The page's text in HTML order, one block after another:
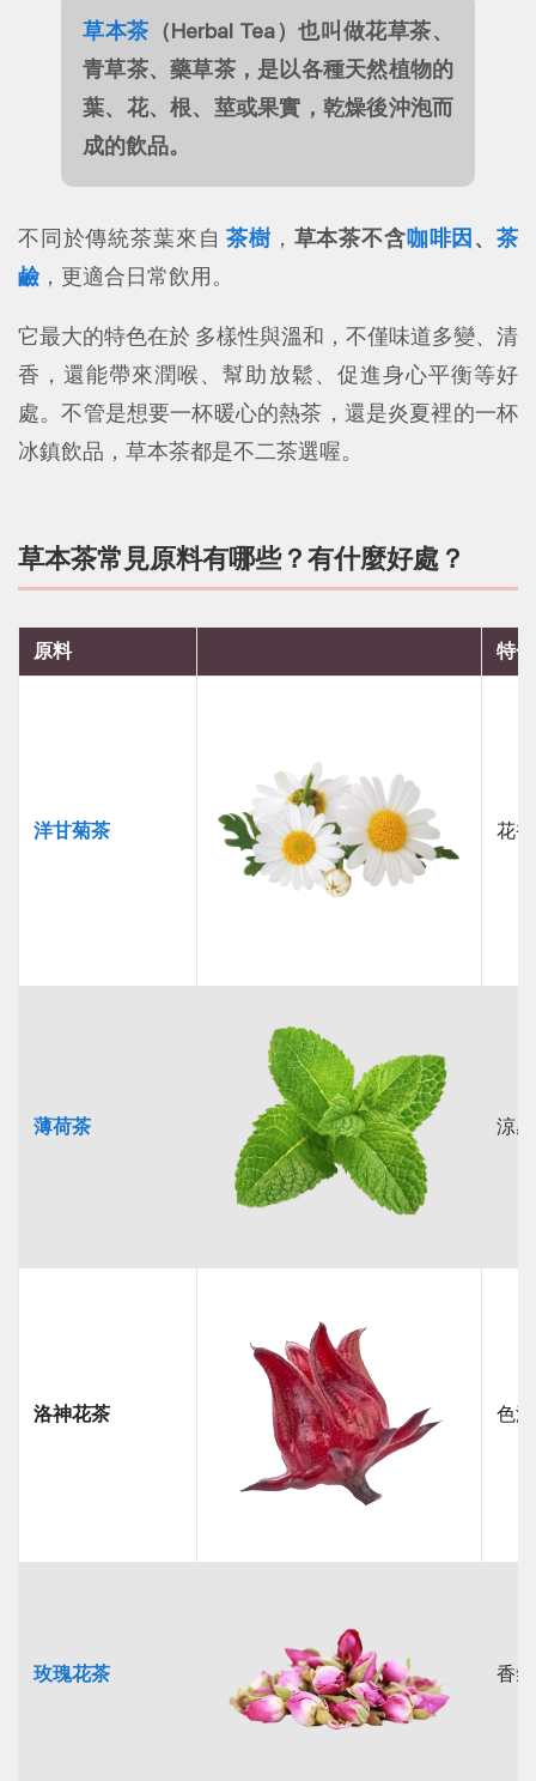
草本茶 （Herbal Tea）也叫做花草茶、
青草茶、藥草茶，是以各種天然植物的
葉、花、根、莖或果實，乾燥後沖泡而
成的飲品。
不同於傳統茶葉來自茶樹， 草本茶不含咖啡因 、茶
鹼，更適合日常飲用。
它最大的特色在於 多樣性與溫和，不僅味道多變、清
香，還能帶來潤喉、幫助放鬆、促進身心平衡等好
處。不管是想要一杯暖心的熱茶，還是炎夏裡的一杯
冰鎮飲品，草本茶都是不二茶選喔。
草本茶常見原料有哪些？有什麼好處？
原料 特
洋甘菊茶 花
薄荷茶 涼
洛神花茶 色
玫瑰花茶 香